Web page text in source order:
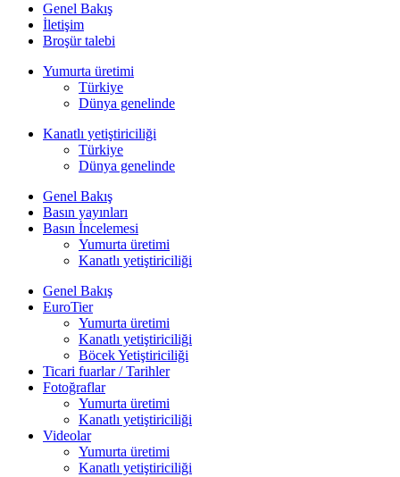
Genel Bakış
İletişim
Broşür talebi
Yumurta üretimi
Türkiye
Dünya genelinde
Kanatlı yetiştiriciliği
Türkiye
Dünya genelinde
Genel Bakış
Basın yayınları
Basın İncelemesi
Yumurta üretimi
Kanatlı yetiştiriciliği
Genel Bakış
EuroTier
Yumurta üretimi
Kanatlı yetiştiriciliği
Böcek Yetiştiriciliği
Ticari fuarlar / Tarihler
Fotoğraflar
Yumurta üretimi
Kanatlı yetiştiriciliği
Videolar
Yumurta üretimi
Kanatlı yetiştiriciliği